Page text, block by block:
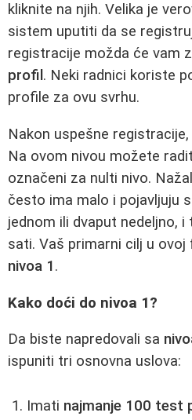
kliknite na njih. Velika je
sistem uputiti da se
registracije možda će vam
profil . Neki radnici koriste
profile za ovu svrhu.
Nakon uspešne
Na ovom nivou možete
označeni za nulti nivo.
često ima malo i pojavljuju
jednom ili dvaput nedeljno,
sati. Vaš primarni cilj u ovoj
nivoa 1.
Kako doći do nivoa 1?
Da biste napredovali sa
ispuniti tri osnovna uslova:
Imati najmanje 100 test